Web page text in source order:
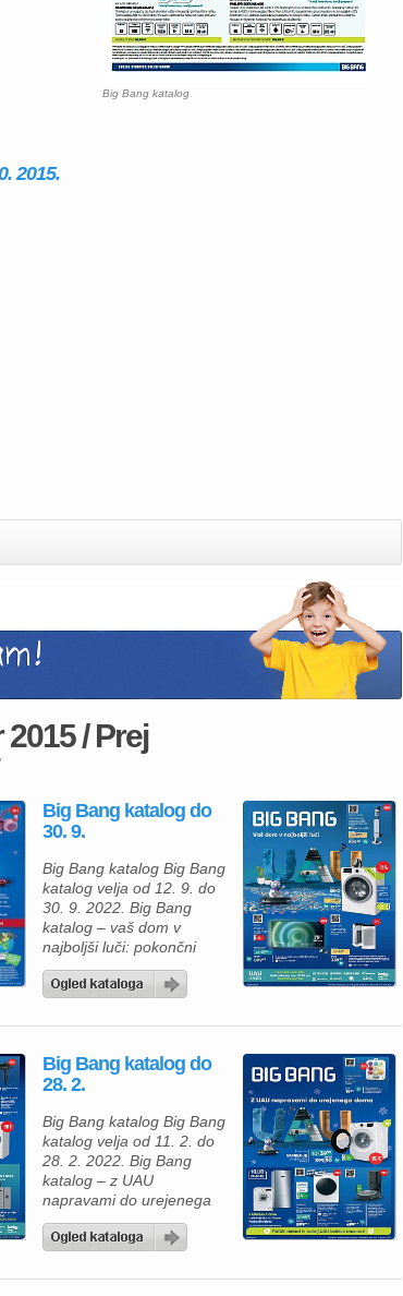
Big Bang katalog
2015.
/ Prej
Big Bang katalog do
30. 9.
Big Bang katalog Big Bang
katalog velja od 12. 9. do
30. 9. 2022. Big Bang
katalog – vaš dom v
najboljši luči: pokončni
sesalnik Samsung
VS20A05843W/ GE
pralni stroj Beko
€, televizor Philips
75PUS7906/12 za 899, 99
AX60R5080WD za 339, 99
[…]
Big Bang katalog do
28. 2.
Big Bang katalog Big Bang
katalog velja od 11. 2. do
28. 2. 2022. Big Bang
katalog – z UAU
napravami do urejenega
doma: pralni stroj Gorenje
WNEI84BPS za 399, 90 €,
DV90T8240SH/S7 za 899